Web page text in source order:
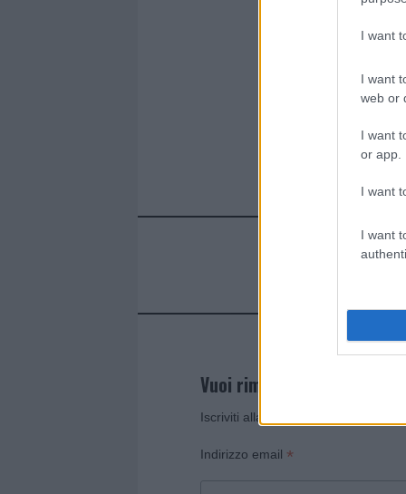
I want
I want
web or
I want
or app.
I want
I want
Vuoi rimanere sempre
Iscriviti alla newsletter di Gallura
Indirizzo email *